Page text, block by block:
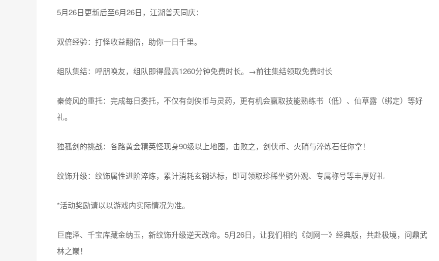
5月26日更新后至6月26日，江湖普天同庆：
双倍经验：打怪收益翻倍，助你一日千里。
组队集结：呼朋唤友，组队即得最高1260分钟免费时长。→前往集结领取免费时长
秦倚风的重托：完成每日委托，不仅有剑侠币与灵药，更有机会赢取技能熟练书（低）、仙草露（绑定）等好
礼。
独孤剑的挑战：各路黄金精英怪现身90级以上地图，击败之，剑侠币、火硝与淬炼石任你拿！
纹饰升级：纹饰属性进阶淬炼，累计消耗玄钢达标，即可领取珍稀坐骑外观、专属称号等丰厚好礼
*活动奖励请以以游戏内实际情况为准。
巨鹿泽、千宝库藏金纳玉，新纹饰升级逆天改命。5月26日，让我们相约《剑网一》经典版，共赴极境，问鼎武
林之巅！